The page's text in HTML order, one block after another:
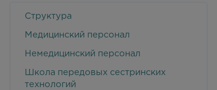
Структура
Медицинский персонал
Немедицинский персонал
Школа передовых сестринских
технологий